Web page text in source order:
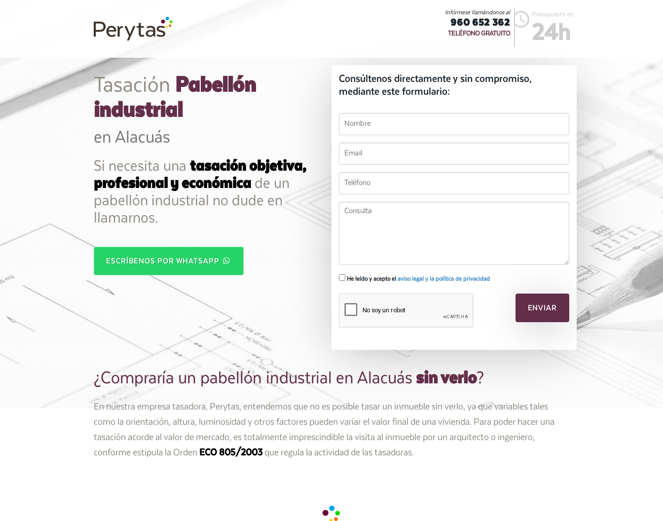
Presupuesto en
24h
Infórmese llamándonos al
960 652 362
TELÉFONO GRATUITO
Tasación Pabellón
industrial
en Alacuás
Si necesita una tasación objetiva,
profesional y económica de un
pabellón industrial no dude en
llamarnos.
ESCRÍBENOS POR WHATSAPP
Consúltenos directamente y sin compromiso,
mediante este formulario:
He leído y acepto el aviso legal y la política de privacidad
¿Compraría un pabellón industrial en Alacuás sin verlo?
En nuestra empresa tasadora, Perytas, entendemos que no es posible tasar un inmueble sin verlo, ya que variables tales
como la orientación, altura, luminosidad y otros factores pueden variar el valor final de una vivienda. Para poder hacer una
tasación acorde al valor de mercado, es totalmente imprescindible la visita al inmueble por un arquitecto o ingeniero,
conforme estipula la Orden ECO 805/2003que regula la actividad de las tasadoras.